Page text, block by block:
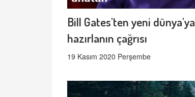
Bill Gates'ten yeni dünya'ya
hazırlanın çağrısı
19 Kasım 2020 Perşembe